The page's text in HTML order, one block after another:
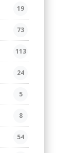
19
73
113
24
5
8
54